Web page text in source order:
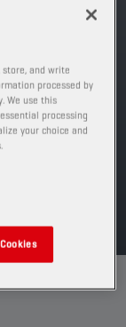
LHM.
and write
processed by
We use this
processing
your choice and